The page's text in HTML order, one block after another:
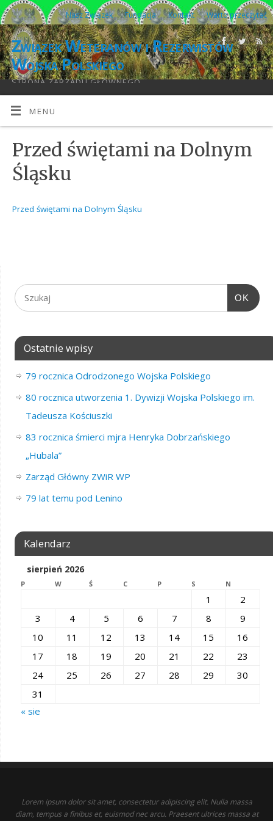
Nasz Związek Fundacja Kontakt Warto przeczytać
Związek Weteranów i Rezerwistów
Wojska Polskiego
STRONA ZARZĄDU GŁÓWNEGO
MENU
Przed świętami na Dolnym
Śląsku
Przed świętami na Dolnym Śląsku
OK
Ostatnie wpisy
79 rocznica Odrodzonego Wojska Polskiego
80 rocznica utworzenia 1. Dywizji Wojska Polskiego im.
Tadeusza Kościuszki
83 rocznica śmierci mjra Henryka Dobrzańskiego
„Hubala”
Zarząd Główny ZWiR WP
79 lat temu pod Lenino
Kalendarz
sierpień 2026
P W Ś C P S N
« sie
1
2
3
4 5 6 7 8
9
10
11 12 13 14 15
16
17
18 19 20 21 22
23
24
25 26 27 28 29
30
31
Lorem ipsum dolor sit amet, consectetur adipiscing elit. Nulla massa
diam, tempus a finibus et, euismod nec arcu. Praesent ultrices massa at